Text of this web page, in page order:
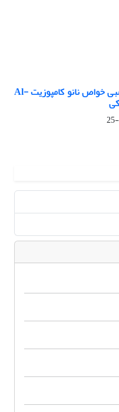
بررسی تجربی و پیش‌بینی شبکه عصبی خواص نانو کامپوزیت Al-